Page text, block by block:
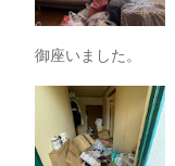
御座いました。